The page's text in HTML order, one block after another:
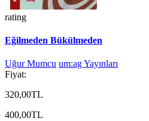
rating
Eğilmeden Bükülmeden
Uğur Mumcu um:ag Yayınları
Fiyat:
320,00TL
400,00TL